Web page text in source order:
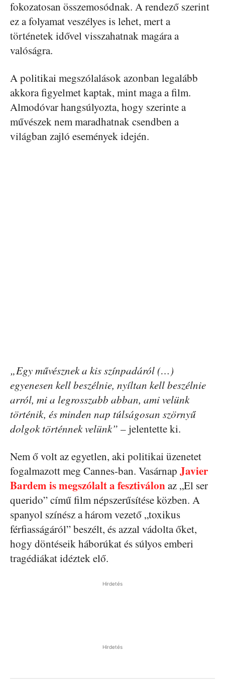
fokozatosan összemosódnak. A rendező szerint
ez a folyamat veszélyes is lehet, mert a
történetek idővel visszahatnak magára a
valóságra.
A politikai megszólalások azonban legalább
akkora figyelmet kaptak, mint maga a film.
Almodóvar hangsúlyozta, hogy szerinte a
művészek nem maradhatnak csendben a
világban zajló események idején.
„Egy művésznek a kis színpadáról (…)
egyenesen kell beszélnie, nyíltan kell beszélnie
arról, mi a legrosszabb abban, ami velünk
történik, és minden nap túlságosan szörnyű
dolgok történnek velünk” – jelentette ki.
Nem ő volt az egyetlen, aki politikai üzenetet
fogalmazott meg Cannes-ban. Vasárnap Javier
Bardem is megszólalt a fesztiválonaz „El ser
querido” című film népszerűsítése közben. A
spanyol színész a három vezető „toxikus
férfiasságáról” beszélt, és azzal vádolta őket,
hogy döntéseik háborúkat és súlyos emberi
tragédiákat idéztek elő.
Hirdetés
Hirdetés